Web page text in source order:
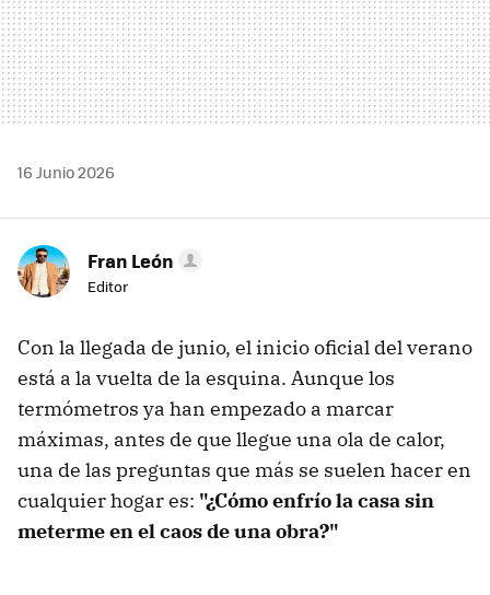
16 Junio 2026
Fran León
Editor
Con la llegada de junio, el inicio oficial del verano
está a la vuelta de la esquina. Aunque los
termómetros ya han empezado a marcar
máximas, antes de que llegue una ola de calor,
una de las preguntas que más se suelen hacer en
cualquier hogar es: "¿Cómo enfrío la casa sin
meterme en el caos de una obra?"